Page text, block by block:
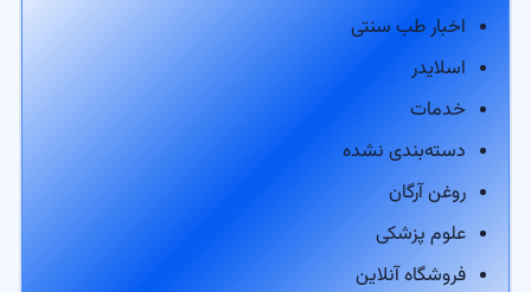
اخبار طب سنتی
اسلایدر
خدمات
دسته‌بندی نشده
روغن آرگان
علوم پزشکی
فروشگاه آنلاین